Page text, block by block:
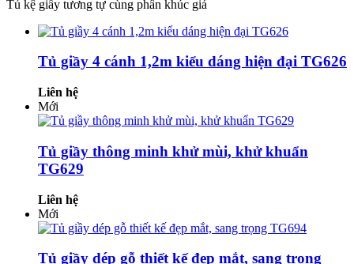
Tủ kệ giầy tương tự cùng phân khúc giá
Tủ giầy 4 cánh 1,2m kiểu dáng hiện đại TG626
Liên hệ
Mới
Tủ giầy thông minh khử mùi, khử khuẩn
TG629
Liên hệ
Mới
Tủ giầy dép gỗ thiết kế đẹp mắt, sang trọng